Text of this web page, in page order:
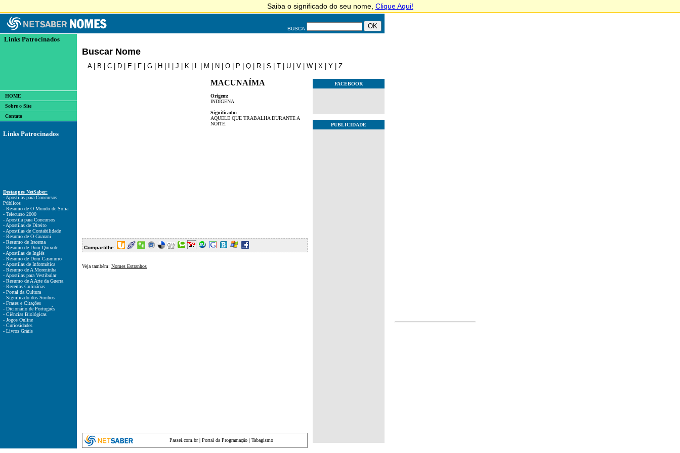
BUSCA
Links Patrocinados
HOME
Sobre o Site
Contato
Links Patrocinados
Destaques NetSaber:
- Apostilas para Concursos
Públicos
- Resumo de O Mundo de Sofia
- Telecurso 2000
- Apostila para Concursos
- Apostilas de Direito
- Apostilas de Contabilidade
- Resumo de O Guarani
- Resumo de Iracema
- Resumo de Dom Quixote
- Apostilas de Inglês
- Resumo de Dom Casmurro
- Apostilas de Informática
- Resumo de A Moreninha
- Apostilas para Vestibular
- Resumo de A Arte da Guerra
- Receitas Culinárias
- Portal da Cultura
- Significado dos Sonhos
- Frases e Citações
- Dicionário de Português
- Ciências Biológicas
- Jogos Online
- Curiosidades
- Livros Grátis
Buscar Nome
A| B C D E F G H J K L M N O P Q R S T U V W X Y Z
MACUNAÍMA
Origem:
INDÍGENA
Significado:
AQUELE QUE TRABALHA DURANTE A
NOITE.
Compartilhe:
Veja também: Nomes Estranhos
Passei.com.br| Portal da Programação| Tabagismo
FACEBOOK
PUBLICIDADE